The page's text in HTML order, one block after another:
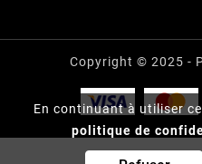
En continuant à utiliser
politique de
Copyright © 2025 -